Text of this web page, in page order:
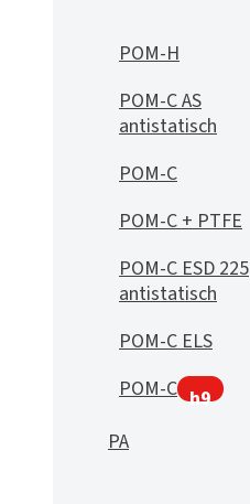
POM-H
POM-C AS
antistatisch
POM-C
POM-C + PTFE
POM-C ESD 225
antistatisch
POM-C ELS
POM-C h9
PA